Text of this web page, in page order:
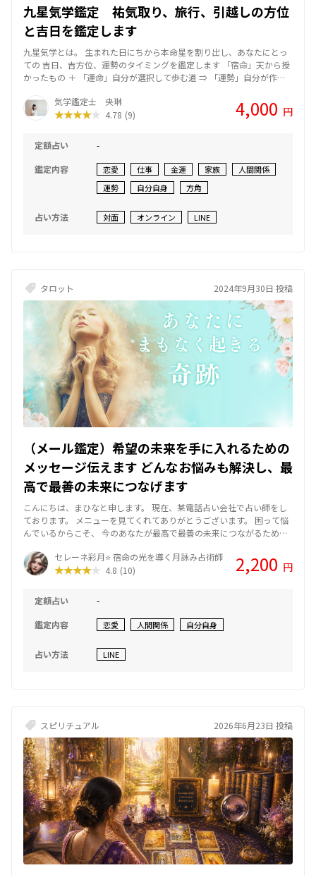
九星気学鑑定 祐気取り、旅行、引越しの方位
と吉日を鑑定します
九星気学とは。 生まれた日にちから本命星を割り出し、あなたにとっ
ての 吉日、吉方位、運勢のタイミングを鑑定します 「宿命」天から授
かったもの ＋ 「運命」自分が選択して歩む道 ⇒ 「運勢」自分が作っ
んな環境においても人と関わって人生のコマを進めていきます。 友
達、学校、職場、家族、結婚… その影響を受けて運命が、人生が、変
も変えられる！ その大きな手助けになるのが、気学の力であり開運な
のです 占いや鑑定結果に振り回されてはいけませんが、日常に上手く
取り入れて活用することはオススメです‼︎ 【方位、吉日、祐気取り】
■引っ越し、結婚、開運旅行、祐気取り あなたや家族にとっての最高
のタイミングを鑑定します ・引っ越しの方位とタイミング 住まいを変
る場所（方位）と時期は非常に大切です。運気を上げるも下げるもタ
ことは大事です 鑑定にあたり、生年月日、性別、現在お住いのご住所
（市区町村まで）をお伺いします。 結果はＰＤＦデータでお送りする
かLIN電話でお伝えします
気学鑑定士 央琳
4.78 (9) 4,000 円
定額占い
-
鑑定内容
恋愛 仕事 金運 家族
人間関係
運勢
自分自身 方角
占い方法 対面 オンライン LINE
タロット 2024年9月30日 投稿
（メール鑑定）希望の未来を手に入れるための
メッセージ伝えます どんなお悩みも解決し、最
高で最善の未来につなげます
こんにちは、まひなと申します。 現在、某電話占い会社で占い師をし
ております。 メニューを見てくれてありがとうございます。 困って悩
んでいるからこそ、 今のあなたが最高で最善の未来につながるための
いただける内容】 - あの人の気持ちが知りたい - あの人に振り向いても
らう方法 - 結婚の可能性や方法 - 復縁に関するアドバイス 【使用する
現状を紐解き、 今のあなたに必要なメッセージをお伝えします。 未来
は変えることができるので、 あなたがワクワクする楽しい道へ進む お
手伝いをさせていただきます。 ご質問は１つとなります。 デビュー感
謝として、 四柱推命の2024年1月までの運気から どのように未来を切
り開けばいいかを お伝えいたします。 初回限定のお試し価格です。 ぜ
ひ、ご利用ください。 ご相談内容については秘密を厳守しますので、
ってもなくても どちらでも大丈夫です。 テーマがあればお知らせくだ
さい(*^-^*) デビュー価格で、 10/31までの限定です。 1500文字とな
ります。
セレーネ彩月⭐ 宿命の光を導く月詠み占術師
4.8 (10) 2,200 円
定額占い
-
鑑定内容
恋愛 人間関係 自分自身
占い方法 LINE
スピリチュアル 2026年6月23日 投稿